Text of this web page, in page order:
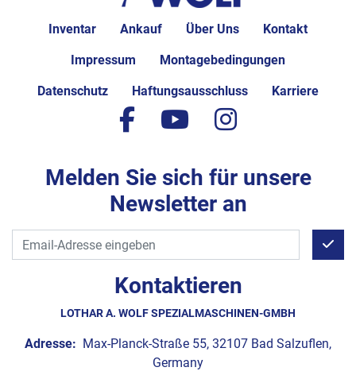
Inventar Ankauf Über Uns Kontakt
Impressum Montagebedingungen
Datenschutz Haftungsausschluss Karriere
Kontaktieren
LOTHAR A. WOLF SPEZIALMASCHINEN-GMBH
Adresse: Max-Planck-Straße 55, 32107 Bad Salzuflen,
Germany
facebook
youtubeinstagram
Melden Sie sich für unsere
Newsletter an